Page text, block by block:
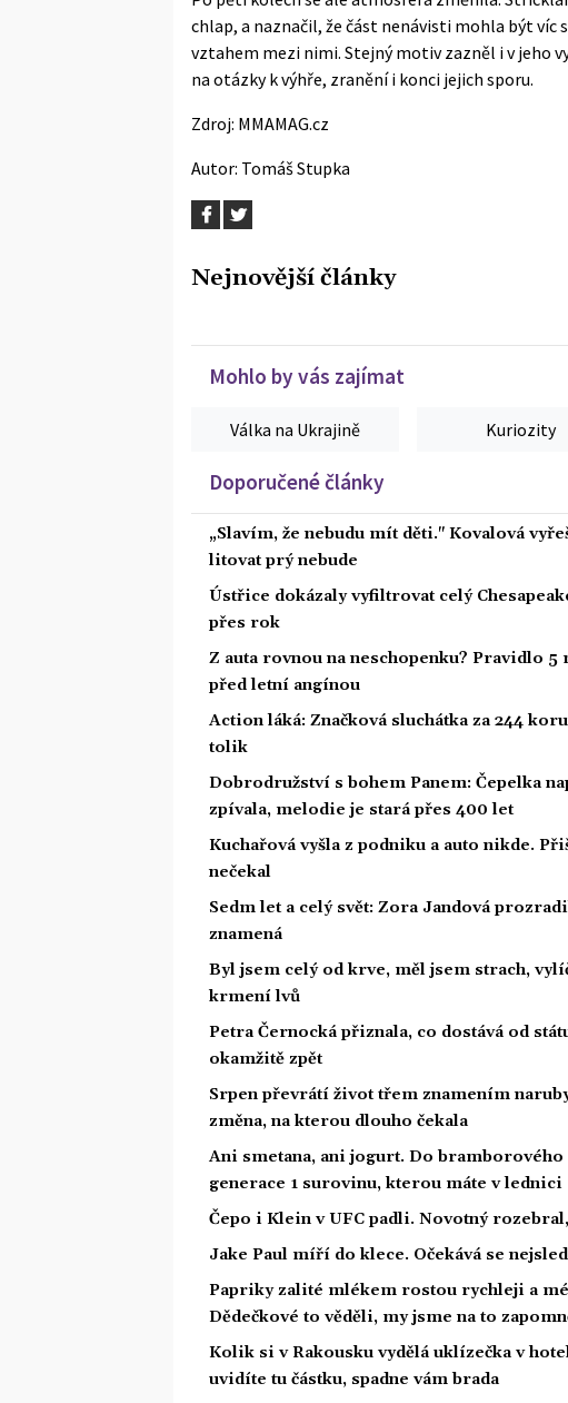
chlap, a naznačil, že část nenávisti mohla být víc
vztahem mezi nimi. Stejný motiv zazněl i v jeho
na otázky k výhře, zranění i konci jejich sporu.
Zdroj: MMAMAG.cz
Autor: Tomáš Stupka
Nejnovější články
Mohlo by vás zajímat
Válka na Ukrajině Kuriozity
Doporučené články
„Slavím, že nebudu mít děti." Kovalová
litovat prý nebude
Ústřice dokázaly vyfiltrovat celý
přes rok
Z auta rovnou na neschopenku? Pravidlo
před letní angínou
Action láká: Značková sluchátka za 244
tolik
Dobrodružství s bohem Panem: Čepelka
zpívala, melodie je stará přes 400 let
Kuchařová vyšla z podniku a auto nikde.
nečekal
Sedm let a celý svět: Zora Jandová
znamená
Byl jsem celý od krve, měl jsem strach,
krmení lvů
Petra Černocká přiznala, co dostává od
okamžitě zpět
Srpen převrátí život třem znamením
změna, na kterou dlouho čekala
Ani smetana, ani jogurt. Do bramborového
generace 1 surovinu, kterou máte v lednici
Čepo i Klein v UFC padli. Novotný
Jake Paul míří do klece. Očekává se
Papriky zalité mlékem rostou rychleji a
Dědečkové to věděli, my jsme na to
Kolik si v Rakousku vydělá uklízečka v
uvidíte tu částku, spadne vám brada